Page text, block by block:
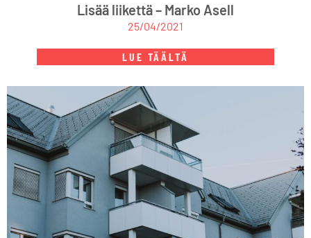
Lisää liikettä – Marko Asell
25/04/2021
LUE TÄÄLTÄ